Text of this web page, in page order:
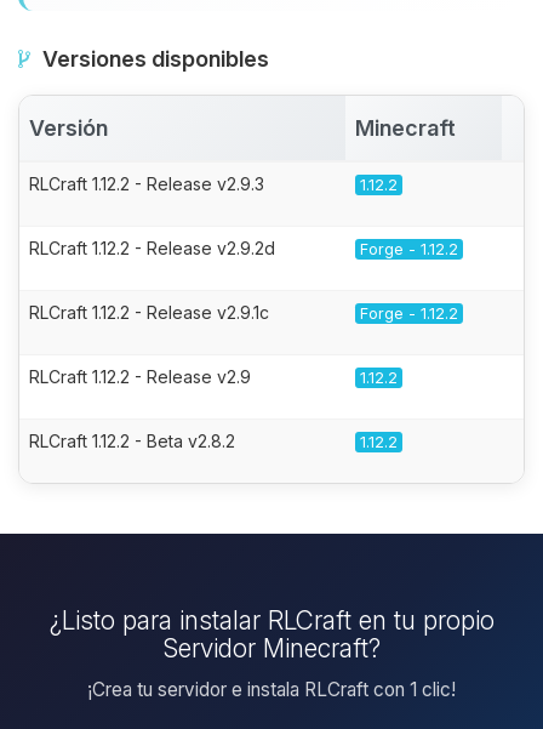
Versiones disponibles
Versión Minecraft
RLCraft 1.12.2 - Release v2.9.3 1.12.2
RLCraft 1.12.2 - Release v2.9.2d Forge - 1.12.2
RLCraft 1.12.2 - Release v2.9.1c Forge - 1.12.2
RLCraft 1.12.2 - Release v2.9 1.12.2
RLCraft 1.12.2 - Beta v2.8.2 1.12.2
¿Listo para instalar RLCraft en tu propio
Servidor Minecraft?
¡Crea tu servidor e instala RLCraft con 1 clic!